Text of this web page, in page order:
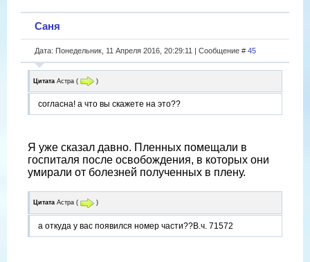
Саня
Дата: Понедельник, 11 Апреля 2016, 20:29:11 | Сообщение # 45
Цитата Астра ( )
согласна! а что вы скажете на это??
Я уже сказал давно. Пленных помещали в
госпиталя после освобождения, в которых они
умирали от болезней полученных в плену.
Цитата Астра ( )
а откуда у вас появился номер части??В.ч. 71572